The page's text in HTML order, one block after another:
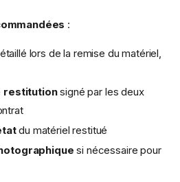
:
lors de la remise du matériel,
restitutionsigné par les deux
du matériel restitué
si nécessaire pour